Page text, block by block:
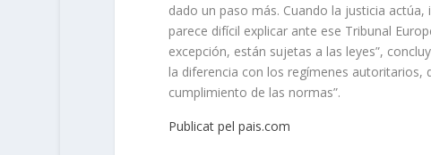
dado un paso más. Cuando la justicia
parece difícil explicar ante ese Tribunal
excepción, están sujetas a las leyes”,
la diferencia con los regímenes
cumplimiento de las normas”.
Publicat pel pais.com